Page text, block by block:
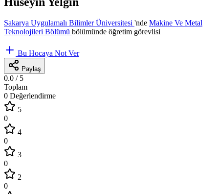
Sakarya Uygulamalı Bilimler Üniversitesi 'nde Makine Ve Metal
Teknolojileri Bölümü bölümünde öğretim görevlisi
Bu Hocaya Not Ver
Paylaş
0.0 / 5
Toplam
0 Değerlendirme
5
0
4
0
3
0
2
0